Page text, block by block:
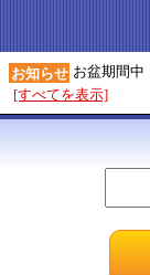
お知らせ お盆期間中
[すべてを表示]